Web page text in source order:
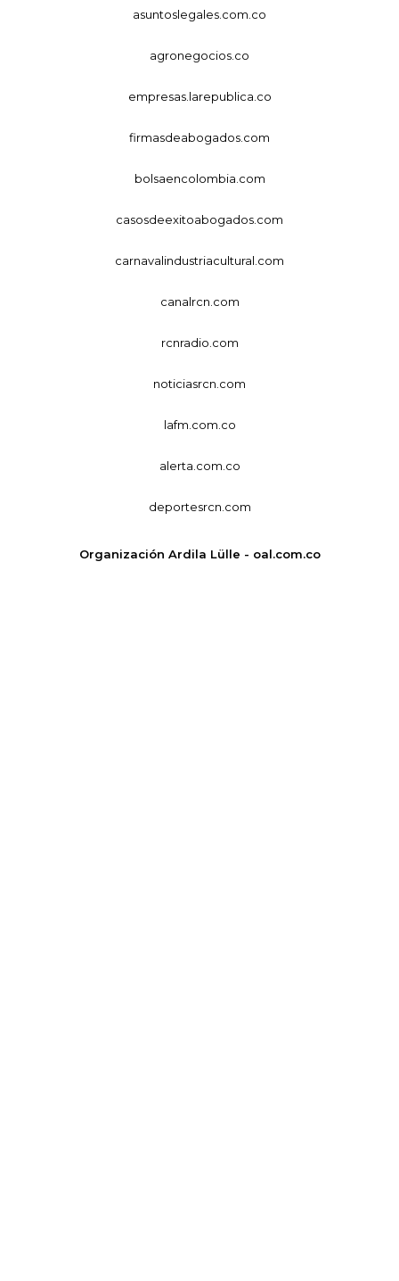
asuntoslegales.com.co
agronegocios.co
empresas.larepublica.co
firmasdeabogados.com
bolsaencolombia.com
casosdeexitoabogados.com
carnavalindustriacultural.com
canalrcn.com
rcnradio.com
noticiasrcn.com
lafm.com.co
alerta.com.co
deportesrcn.com
Organización Ardila Lülle - oal.com.co